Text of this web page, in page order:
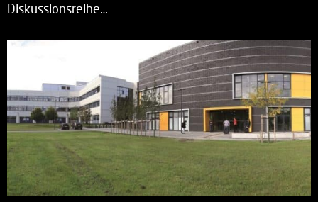
Diskussionsreihe…